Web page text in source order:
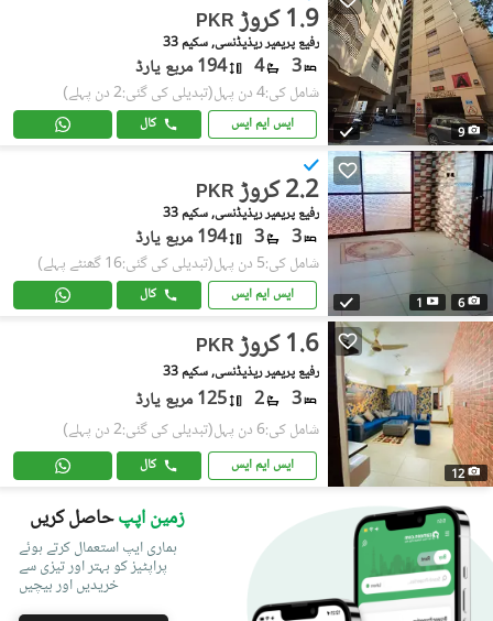
9
PKR 1.9 کروڑ
رفیع پریمیر ریذیڈنسی, سکیم 33
3
4 194 مربع یارڈ
شامل کی:4 دن پہل (تبدیلی کی گئی:2 دن پہلے)
ایس ایم ایس کال
6
1
PKR 2.2 کروڑ
رفیع پریمیر ریذیڈنسی, سکیم 33
3
3 194 مربع یارڈ
شامل کی:5 دن پہل (تبدیلی کی گئی:16 گھنٹے پہلے)
ایس ایم ایس کال
12
PKR 1.6 کروڑ
رفیع پریمیر ریذیڈنسی, سکیم 33
3
2 125 مربع یارڈ
شامل کی:6 دن پہل (تبدیلی کی گئی:2 دن پہلے)
ایس ایم ایس کال
زمین اپپحاصل کریں
ہماری ایپ استعمال کرتے ہوئے
پراپٹیز کو بہتر اور تیزی سے
خریدیں اور بیچیں